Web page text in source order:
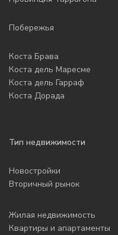
Побережья
Коста Брава
Коста дель Маресме
Коста дель Гарраф
Коста Дорада
Тип недвижимости
Новостройки
Вторичный рынок
Жилая недвижимость
Квартиры и апартаменты